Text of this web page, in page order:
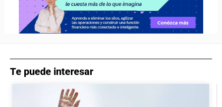
Te puede interesar